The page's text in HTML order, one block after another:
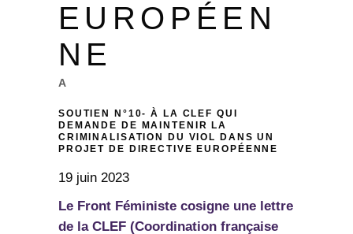
EUROPÉEN
NE
A
SOUTIEN N°10- À LA CLEF QUI
DEMANDE DE MAINTENIR LA
CRIMINALISATION DU VIOL DANS UN
PROJET DE DIRECTIVE EUROPÉENNE
19 juin 2023
Le Front Féministe cosigne une lettre
de la CLEF (Coordination française